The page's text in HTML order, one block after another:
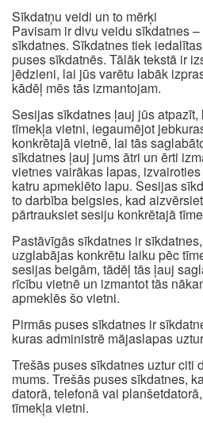
Sīkdatņu veidi un to mērķi
Pavisam ir divu veidu sīkdatnes
sīkdatnes. Sīkdatnes tiek
puses sīkdatnēs. Tālāk tekstā ir
jēdzieni, lai jūs varētu labāk
kādēļ mēs tās izmantojam.
Sesijas sīkdatnes ļauj jūs
tīmekļa vietni, iegaumējot
konkrētajā vietnē, lai tās
sīkdatnes ļauj jums ātri un ērti
vietnes vairākas lapas,
katru apmeklēto lapu. Sesijas
to darbība beigsies, kad
pārtrauksiet sesiju konkrētajā
Pastāvīgās sīkdatnes ir
uzglabājas konkrētu laiku pēc
sesijas beigām, tādēļ tās ļauj
rīcību vietnē un izmantot tās
apmeklēs šo vietni.
Pirmās puses sīkdatnes ir
kuras administrē mājaslapas
Trešās puses sīkdatnes uztur citi
mums. Trešās puses sīkdatnes,
datorā, telefonā vai
tīmekļa vietni.